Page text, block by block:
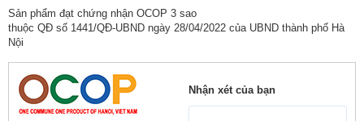
Sản phẩm đạt chứng nhận OCOP 3 sao
thuộc QĐ số 1441/QĐ-UBND ngày 28/04/2022 của UBND thành phố Hà
Nội
Nhận xét của bạn